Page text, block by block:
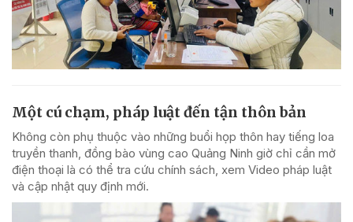
Một cú chạm, pháp luật đến tận thôn bản
Không còn phụ thuộc vào những buổi họp thôn hay tiếng loa
truyền thanh, đồng bào vùng cao Quảng Ninh giờ chỉ cần mở
điện thoại là có thể tra cứu chính sách, xem Video pháp luật
và cập nhật quy định mới.